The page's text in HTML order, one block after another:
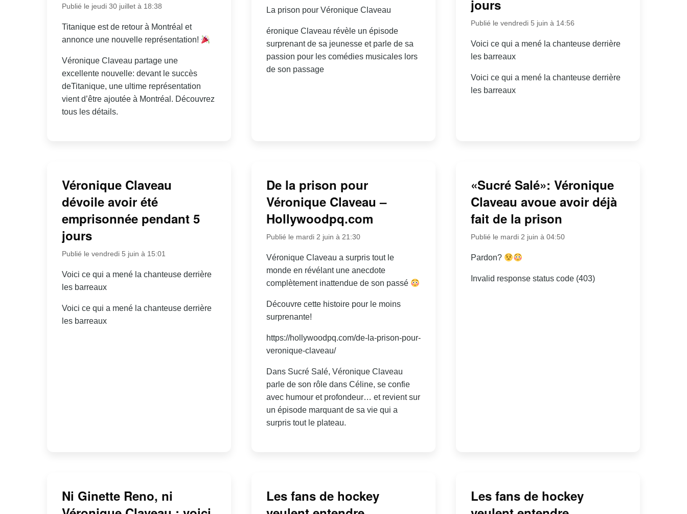
Publié le jeudi 30 juillet à 18:38
Titanique est de retour à Montréal et
annonce une nouvelle représentation!
Véronique Claveau partage une
excellente nouvelle: devant le succès
deTitanique, une ultime représentation
vient d’être ajoutée à Montréal. Découvrez
tous les détails.
La prison pour Véronique Claveau
éronique Claveau révèle un épisode
surprenant de sa jeunesse et parle de sa
passion pour les comédies musicales lors
de son passage
jours
Publié le vendredi 5 juin à 14:56
Voici ce qui a mené la chanteuse derrière
les barreaux
Voici ce qui a mené la chanteuse derrière
les barreaux
Véronique Claveau
dévoile avoir été
emprisonnée pendant 5
jours
Publié le vendredi 5 juin à 15:01
Voici ce qui a mené la chanteuse derrière
les barreaux
Voici ce qui a mené la chanteuse derrière
les barreaux
De la prison pour
Véronique Claveau –
Hollywoodpq.com
Publié le mardi 2 juin à 21:30
Véronique Claveau a surpris tout le
monde en révélant une anecdote
complètement inattendue de son passé
Découvre cette histoire pour le moins
surprenante!
https://hollywoodpq.com/de-la-prison-pour-
veronique-claveau/
Dans Sucré Salé, Véronique Claveau
parle de son rôle dans Céline, se confie
avec humour et profondeur… et revient sur
un épisode marquant de sa vie qui a
surpris tout le plateau.
«Sucré Salé»: Véronique
Claveau avoue avoir déjà
fait de la prison
Publié le mardi 2 juin à 04:50
Pardon?
Invalid response status code (403)
Ni Ginette Reno, ni
Les fans de hockey
Les fans de hockey